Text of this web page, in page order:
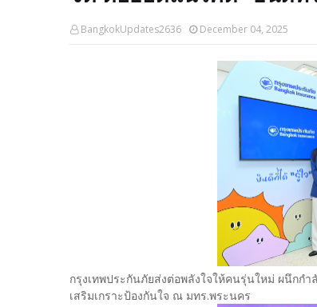
BangkokUpdates2636 December 04, 2025
กรุงเทพประกันภัยส่งต่อพลังใจให้คนรุ่นใหม่ ผนึกก
เสริมเกราะป้องกันใจ ณ มทร.พระนคร